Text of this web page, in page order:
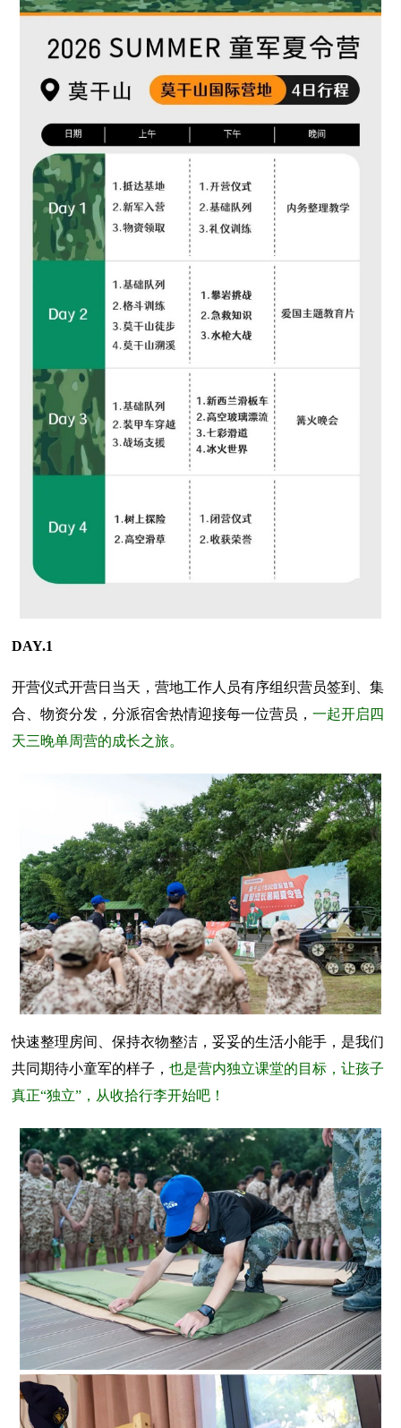
DAY.1
开营仪式开营日当天，营地工作人员有序组织营员签到、集
合、物资分发，分派宿舍热情迎接每一位营员，一起开启四
天三晚单周营的成长之旅。
快速整理房间、保持衣物整洁，妥妥的生活小能手，是我们
共同期待小童军的样子，也是营内独立课堂的目标，让孩子
真正“独立”，从收拾行李开始吧！